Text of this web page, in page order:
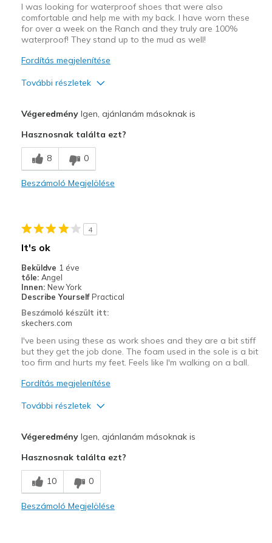
I was looking for waterproof shoes that were also
comfortable and help me with my back. I have worn these
for over a week on the Ranch and they truly are 100%
waterproof! They stand up to the mud as well!
Fordítás megjelenítése
További részletek
Breathe Well
Comfortable
Ranch working shoe
Width
Sizing
View On Shoes
Shoes are for Wearing
VégeredményIgen, ajánlanám másoknak is
Hasznosnak találta ezt?
8 0
Beszámoló Megjelölése
4
It's ok
Beküldve 1 éve
tőle: Angel
Innen: New York
Describe Yourself Practical
Beszámoló készült itt:
skechers.com
I've been using these as work shoes and they are a bit stiff
but they get the job done. The foam used in the sole is a bit
too firm and hurts my feet. Feels like I'm walking on a ball.
Fordítás megjelenítése
További részletek
Kontra
Need Break In
VégeredményIgen, ajánlanám másoknak is
Hasznosnak találta ezt?
10 0
Beszámoló Megjelölése